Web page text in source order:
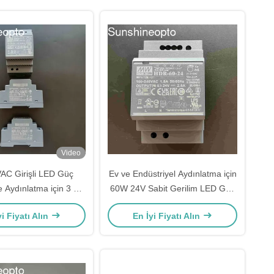
Video
Girişli LED Güç
için 3 Yıl
Garanti
Fiyatı Alın
Ev ve Endüstriyel Aydınlatma için
60W 24V Sabit Gerilim LED Güç
Kaynağı DIN Rayına Monte
Edilebilir
En İyi Fiyatı Alın